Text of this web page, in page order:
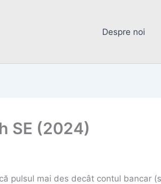
Despre noi
SE (2024)
pulsul mai des decât contul bancar